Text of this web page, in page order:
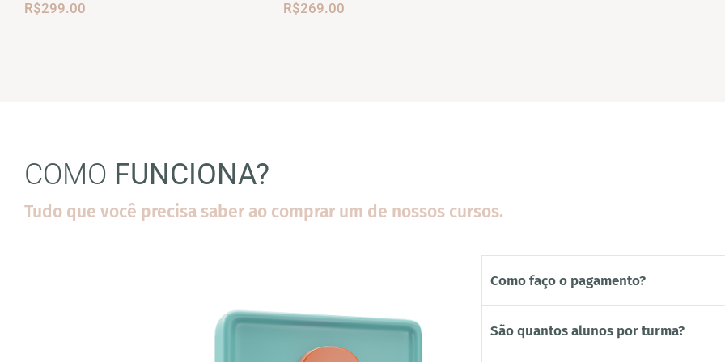
R$299.00 R$269.00
COMO FUNCIONA?
Tudo que você precisa saber ao comprar um de nossos cursos.
Como faço o pagamento?
São quantos alunos por turma?